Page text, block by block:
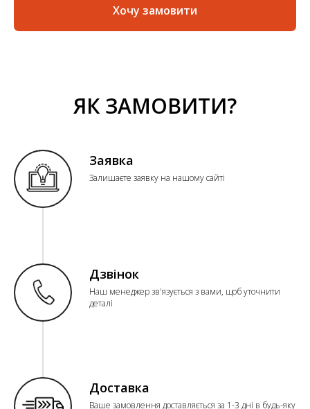
Хочу замовити
ЯК ЗАМОВИТИ?
Заявка
Залишаєте заявку на нашому сайті
Дзвінок
Наш менеджер зв'язується з вами, щоб уточнити
деталі
Доставка
Ваше замовлення доставляється за 1-3 дні в будь-яку